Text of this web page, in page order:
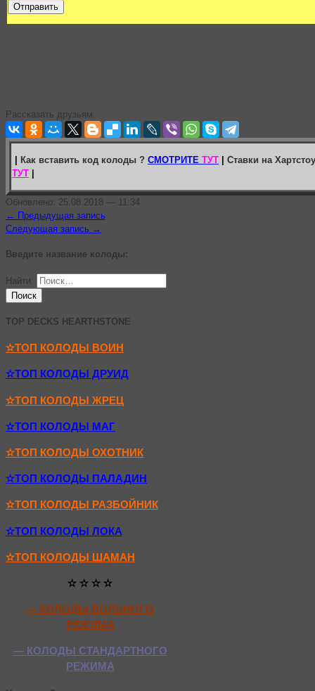
Рассказать друзьям:
Как вставить код колоды ? СМОТРИТЕ ТУТ
Ставки на
ТУТ
Обновлено: 25.08.2018 — 11:34
← Предыдущая запись
Следующая запись →
Введите название колоды:
Найти:
TOP DECKS HEARTHSTONE
✫ТОП КОЛОДЫ ВОИН
✫ТОП КОЛОДЫ ДРУИД
✫ТОП КОЛОДЫ ЖРЕЦ
✫ТОП КОЛОДЫ МАГ
✫ТОП КОЛОДЫ ОХОТНИК
✫ТОП КОЛОДЫ ПАЛАДИН
✫ТОП КОЛОДЫ РАЗБОЙНИК
✫ТОП КОЛОДЫ ЛОКА
✫ТОП КОЛОДЫ ШАМАН
✫ ✫ ✫ ✫
— КОЛОДЫ ВОЛЬНОГО
РЕЖИМА
— КОЛОДЫ СТАНДАРТНОГО
РЕЖИМА